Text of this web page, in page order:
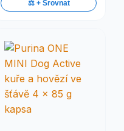
⚖️ + Srovnat